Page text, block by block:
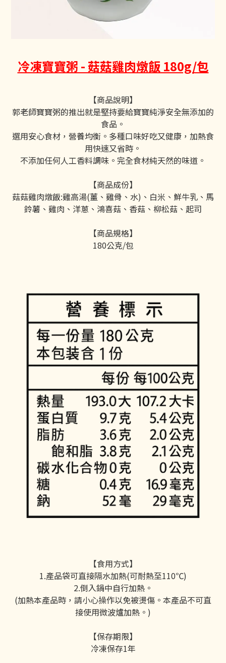
冷凍寶寶粥 - 菇菇雞肉燉飯 180g/包
【商品說明】
郭老師寶寶粥的推出就是堅持要給寶寶純淨安全無添加的
食品。
選用安心食材，營養均衡。多種口味好吃又健康，加熱食
用快速又省時。
不添加任何人工香料調味。完全食材純天然的味道。
【商品成份】
菇菇雞肉燉飯:雞高湯(薑、雞骨、水)、白米、鮮牛乳、馬
鈴薯、雞肉、洋蔥、鴻喜菇、香菇、柳松菇、起司
【商品規格】
180公克/包
【食用方式】
1.產品袋可直接隔水加熱(可耐熱至110℃)
2.倒入鍋中自行加熱。
(加熱本產品時，請小心操作以免被燙傷。本產品不可直
接使用微波爐加熱。)
【保存期限】
冷凍保存1年